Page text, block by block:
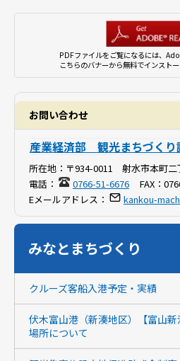
PDFファイルをご覧になるには、
こちらのバナーから無料でインストー
お問い合わせ
産業経済部 観光まちづくり
所在地： 〒934-0011 射水市本町二
電話：
0766-51-6676 FAX：
Eメールアドレス：
kankou-
みなとまちづくり
クルーズ客船入港予定・実績
伏木富山港（新湊地区）【富山
場所について